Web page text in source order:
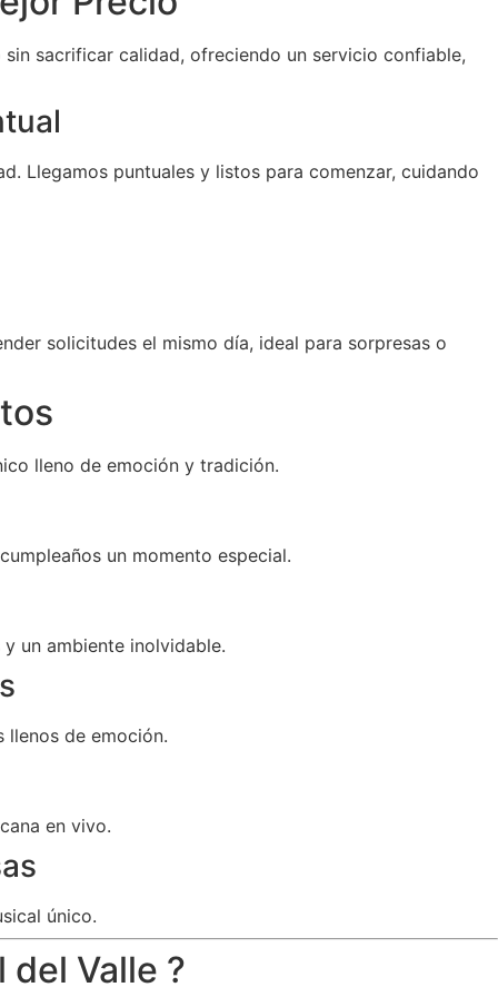
sacrificar calidad, ofreciendo un servicio confiable,
Llegamos puntuales y listos para comenzar, cuidando
solicitudes el mismo día, ideal para sorpresas o
lleno de emoción y tradición.
un momento especial.
un ambiente inolvidable.
llenos de emoción.
en vivo.
único.
del Valle ?